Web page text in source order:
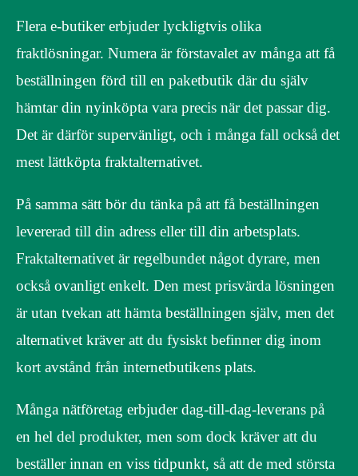
Flera e-butiker erbjuder lyckligtvis olika
fraktlösningar. Numera är förstavalet av många att få
beställningen förd till en paketbutik där du själv
hämtar din nyinköpta vara precis när det passar dig.
Det är därför supervänligt, och i många fall också det
mest lättköpta fraktalternativet.
På samma sätt bör du tänka på att få beställningen
levererad till din adress eller till din arbetsplats.
Fraktalternativet är regelbundet något dyrare, men
också ovanligt enkelt. Den mest prisvärda lösningen
är utan tvekan att hämta beställningen själv, men det
alternativet kräver att du fysiskt befinner dig inom
kort avstånd från internetbutikens plats.
Många nätföretag erbjuder dag-till-dag-leverans på
en hel del produkter, men som dock kräver att du
beställer innan en viss tidpunkt, så att de med största